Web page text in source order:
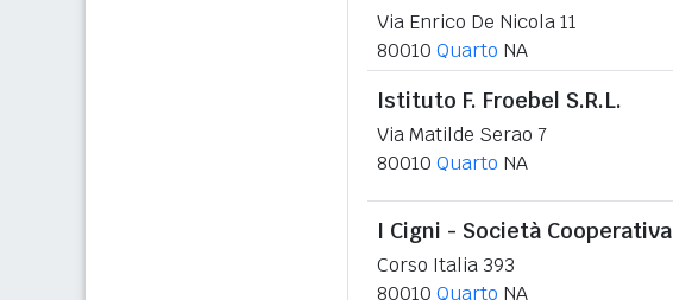
Via Enrico De Nicola 11
80010 Quarto NA
Istituto F. Froebel S.R.L.
Via Matilde Serao 7
80010 Quarto NA
I Cigni - Società Cooperativa
Corso Italia 393
80010 Quarto NA